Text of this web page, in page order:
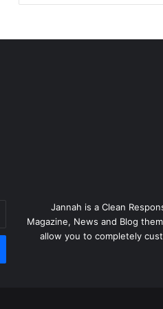
Jannah is a Clean
Magazine, News and Blog
allow you to completely